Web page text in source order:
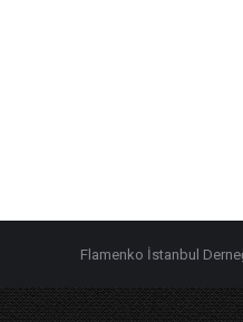
Flamenko İstanbul